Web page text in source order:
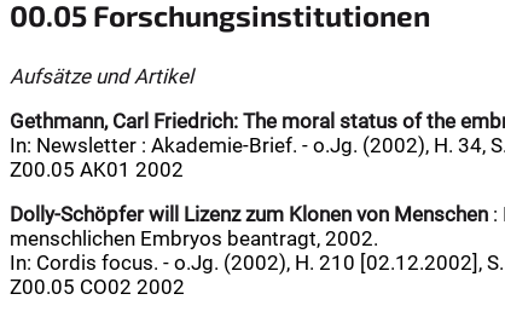
00.05 Forschungsinstitutionen
Aufsätze und Artikel
Gethmann, Carl Friedrich: The moral status of the
In: Newsletter : Akademie-Brief. - o.Jg. (2002), H. 34,
Z00.05 AK01 2002
Dolly-Schöpfer will Lizenz zum Klonen von Menschen :
menschlichen Embryos beantragt, 2002.
In: Cordis focus. - o.Jg. (2002), H. 210 [02.12.2002],
Z00.05 CO02 2002